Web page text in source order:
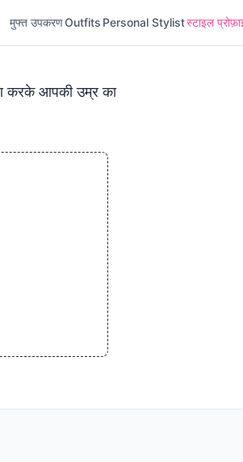
मुफ्त उपकरणOutfits Personal Stylistस्टाइल
करके आपकी उम्र का